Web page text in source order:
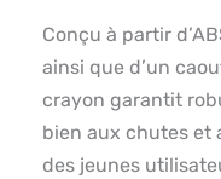
Conçu à partir
ainsi que d’un
crayon garantit
bien aux chutes et
des jeunes